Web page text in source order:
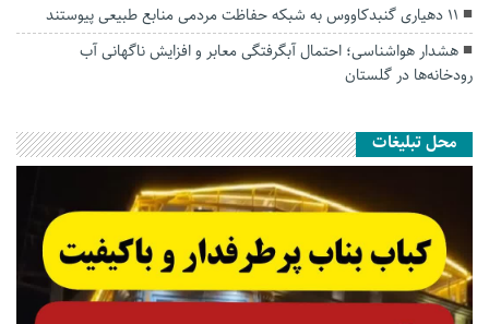
۱۱ دهیاری گنبدکاووس به شبکه حفاظت مردمی منابع طبیعی پیوستند
هشدار هواشناسی؛ احتمال آبگرفتگی معابر و افزایش ناگهانی آب
رودخانه‌ها در گلستان
محل تبلیغات